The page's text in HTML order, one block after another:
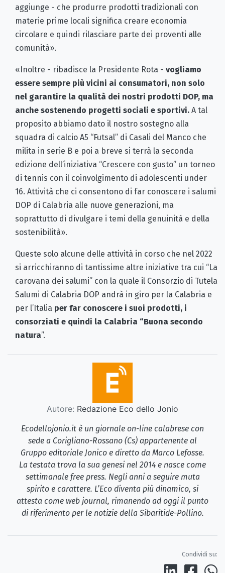
aggiunge - che produrre prodotti tradizionali con
materie prime locali significa creare economia
circolare e quindi rilasciare parte dei proventi alle
comunità».
«Inoltre - ribadisce la Presidente Rota - vogliamo
essere sempre più vicini ai consumatori, non solo
nel garantire la qualità dei nostri prodotti DOP, ma
anche sostenendo progetti sociali e sportivi. A tal
proposito abbiamo dato il nostro sostegno alla
squadra di calcio A5 “Futsal” di Casali del Manco che
milita in serie B e poi a breve si terrà la seconda
edizione dell’iniziativa “Crescere con gusto” un torneo
di tennis con il coinvolgimento di adolescenti under
16. Attività che ci consentono di far conoscere i salumi
DOP di Calabria alle nuove generazioni, ma
soprattutto di divulgare i temi della genuinità e della
sostenibilità».
Queste solo alcune delle attività in corso che nel 2022
si arricchiranno di tantissime altre iniziative tra cui “La
carovana dei salumi” con la quale il Consorzio di Tutela
Salumi di Calabria DOP andrà in giro per la Calabria e
per l’Italia per far conoscere i suoi prodotti, i
consorziati e quindi la Calabria “Buona secondo
natura”.
Autore: Redazione Eco dello Jonio
Ecodellojonio.it è un giornale on-line calabrese con
sede a Corigliano-Rossano (Cs) appartenente al
Gruppo editoriale Jonico e diretto da Marco Lefosse.
La testata trova la sua genesi nel 2014 e nasce come
settimanale free press. Negli anni a seguire muta
spirito e carattere. L’Eco diventa più dinamico, si
attesta come web journal, rimanendo ad oggi il punto
di riferimento per le notizie della Sibaritide-Pollino.
Condividi su: